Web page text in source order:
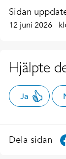
Sidan
12 juni 2026
Hjälpte
Ja
Dela sidan